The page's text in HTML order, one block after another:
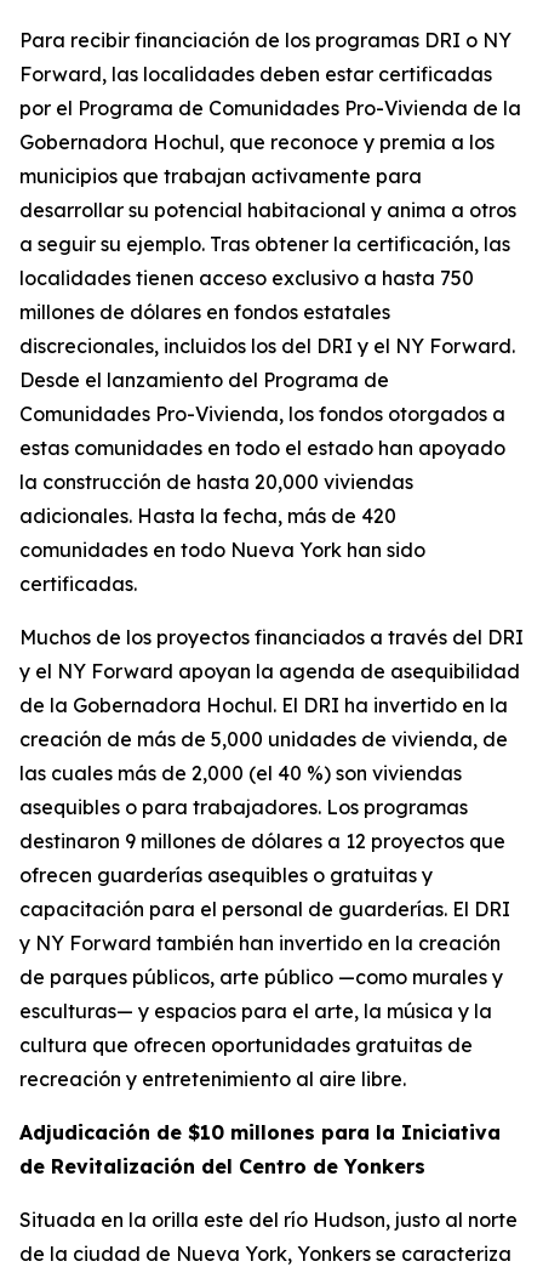
Para recibir financiación de los programas DRI o NY
Forward, las localidades deben estar certificadas
por el Programa de Comunidades Pro-Vivienda de la
Gobernadora Hochul, que reconoce y premia a los
municipios que trabajan activamente para
desarrollar su potencial habitacional y anima a otros
a seguir su ejemplo. Tras obtener la certificación, las
localidades tienen acceso exclusivo a hasta 750
millones de dólares en fondos estatales
discrecionales, incluidos los del DRI y el NY Forward.
Desde el lanzamiento del Programa de
Comunidades Pro-Vivienda, los fondos otorgados a
estas comunidades en todo el estado han apoyado
la construcción de hasta 20,000 viviendas
adicionales. Hasta la fecha, más de 420
comunidades en todo Nueva York han sido
certificadas.
Muchos de los proyectos financiados a través del DRI
y el NY Forward apoyan la agenda de asequibilidad
de la Gobernadora Hochul. El DRI ha invertido en la
creación de más de 5,000 unidades de vivienda, de
las cuales más de 2,000 (el 40 %) son viviendas
asequibles o para trabajadores. Los programas
destinaron 9 millones de dólares a 12 proyectos que
ofrecen guarderías asequibles o gratuitas y
capacitación para el personal de guarderías. El DRI
y NY Forward también han invertido en la creación
de parques públicos, arte público —como murales y
esculturas— y espacios para el arte, la música y la
cultura que ofrecen oportunidades gratuitas de
recreación y entretenimiento al aire libre.
Adjudicación de $10 millones para la Iniciativa
de Revitalización del Centro de Yonkers
Situada en la orilla este del río Hudson, justo al norte
de la ciudad de Nueva York, Yonkers se caracteriza